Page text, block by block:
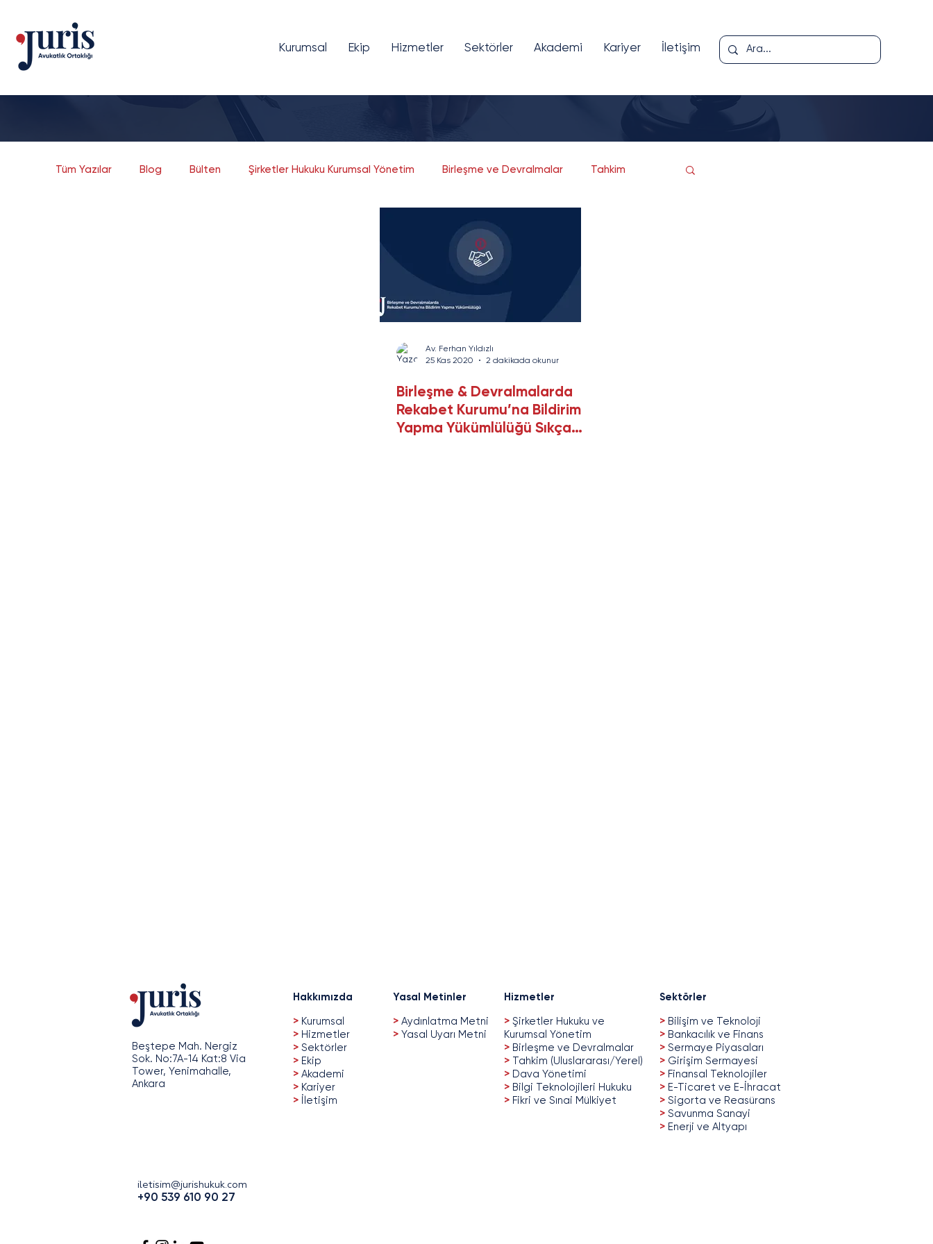
Kurumsal Ekip Hizmetler Sektörler Akademi Kariyer İletişim
Tüm Yazılar Blog Bülten Şirketler Hukuku Kurumsal Yönetim Birleşme ve Devralmalar Tahkim
Bilişim ve Teknoloji
Finansal Teknolojiler
Av. Ferhan Yıldızlı
25 Kas 2020
2 dakikada okunur
Birleşme & Devralmalarda
Rekabet Kurumu’na Bildirim
Yapma Yükümlülüğü Sıkça
Beştepe Mah. Nergiz
Sok. No:7A-14 Kat:8 Via
Tower, Yenimahalle,
Ankara
Hakkımızda
> Kurumsal
> Hizmetler
> Sektörler
> Ekip
> Akademi
> Kariyer
> İletişim
Yasal Metinler
> Aydınlatma Metni
> Yasal Uyarı Metni
Hizmetler
> Şirketler Hukuku ve
Kurumsal Yönetim
> Birleşme ve Devralmalar
> Tahkim (Uluslararası/Yerel)
> Dava Yönetimi
> Bilgi Teknolojileri Hukuku
> Fikri ve Sınai Mülkiyet
Sektörler
> Bilişim ve Teknoloji
> Bankacılık ve Finans
> Sermaye Piyasaları
> Girişim Sermayesi
> Finansal Teknolojiler
> E-Ticaret ve E-İhracat
> Sigorta ve Reasürans
> Savunma Sanayi
> Enerji ve Altyapı
iletisim@jurishukuk.com
+90 539 610 90 27